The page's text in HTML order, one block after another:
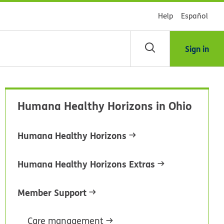
Help Español
Sign in
Humana Healthy Horizons in Ohio
Humana Healthy Horizons
Humana Healthy Horizons Extras
Member Support
Care management